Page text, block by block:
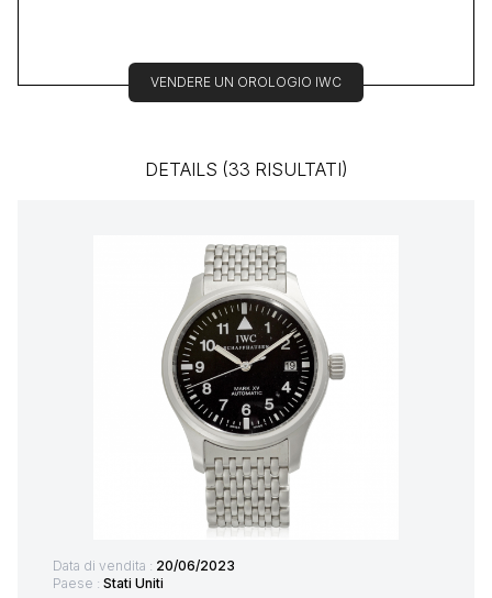
VENDERE UN OROLOGIO IWC
DETAILS (33 RISULTATI)
Data di vendita : 20/06/2023
Paese : Stati Uniti